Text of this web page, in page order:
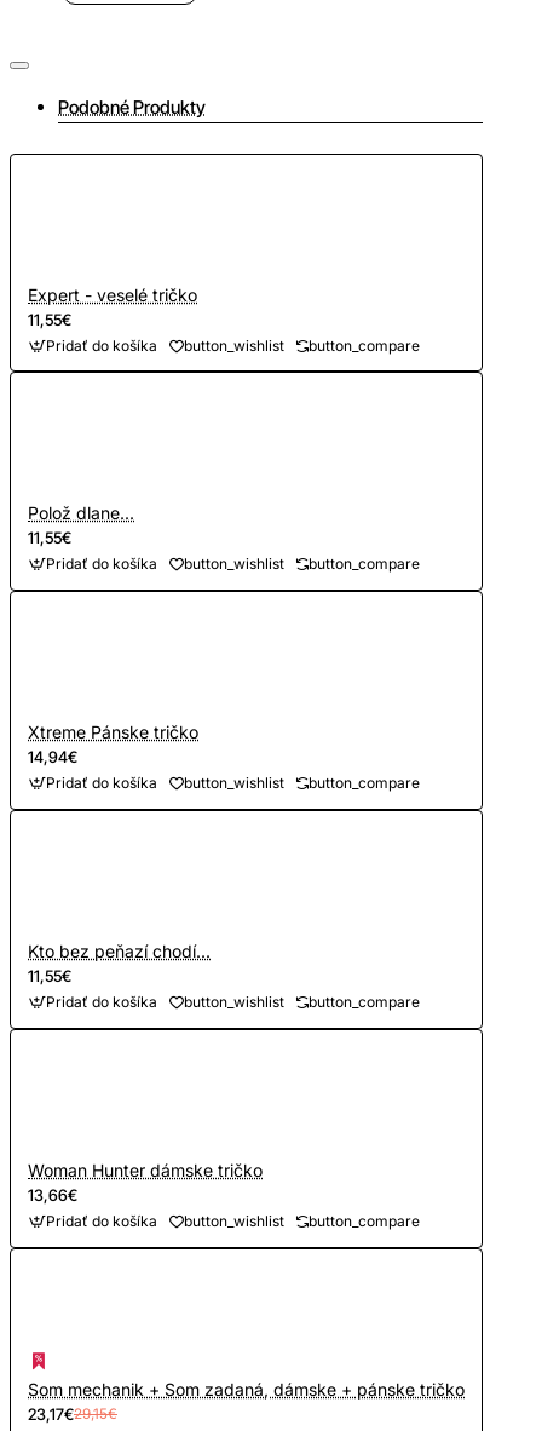
Podobné Produkty
Expert - veselé tričko
11,55€
Pridať do košíka button_wishlist button_compare
Polož dlane...
11,55€
Pridať do košíka button_wishlist button_compare
Xtreme Pánske tričko
14,94€
Pridať do košíka button_wishlist button_compare
Kto bez peňazí chodí...
11,55€
Pridať do košíka button_wishlist button_compare
Woman Hunter dámske tričko
13,66€
Pridať do košíka button_wishlist button_compare
Som mechanik + Som zadaná, dámske + pánske tričko
23,17€29,15€